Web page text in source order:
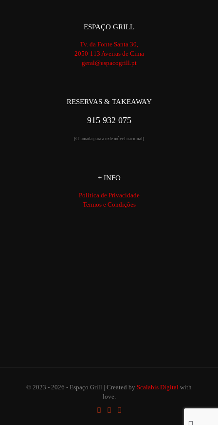
ESPAÇO GRILL
Tv. da Fonte Santa 30,
2050-113 Aveiras de Cima
geral@espacogrill.pt
RESERVAS & TAKEAWAY
915 932 075
(Chamada para a rede móvel nacional)
+ INFO
Política de Privacidade
Termos e Condições
© 2023 - 2026 - Espaço Grill | Created by Scalabis Digital with
love.